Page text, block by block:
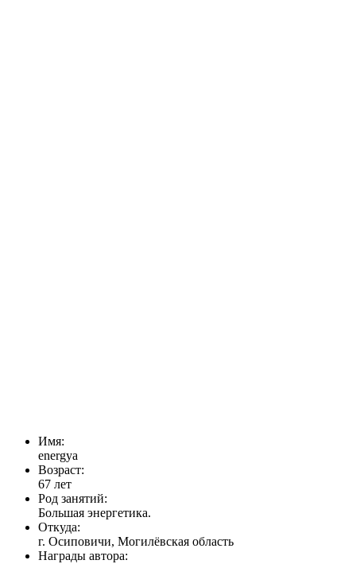
Имя:
energya
Возраст:
67 лет
Род занятий:
Большая энергетика.
Откуда:
г. Осиповичи, Могилёвская область
Награды автора: